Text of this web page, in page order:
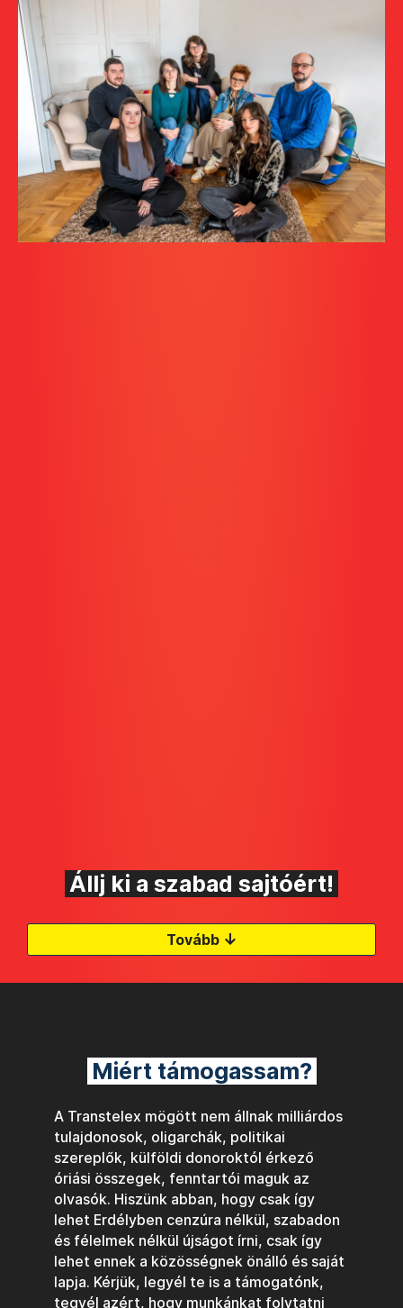
Állj ki a szabad sajtóért!
Tovább ↓
Miért támogassam?
A Transtelex mögött nem állnak milliárdos
tulajdonosok, oligarchák, politikai
szereplők, külföldi donoroktól érkező
óriási összegek, fenntartói maguk az
olvasók. Hiszünk abban, hogy csak így
lehet Erdélyben cenzúra nélkül, szabadon
és félelmek nélkül újságot írni, csak így
lehet ennek a közösségnek önálló és saját
lapja. Kérjük, legyél te is a támogatónk,
tegyél azért, hogy munkánkat folytatni